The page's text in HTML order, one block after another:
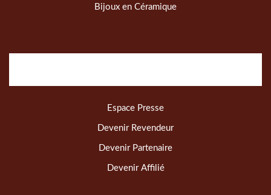
Bijoux en Céramique
Espace Presse
Devenir Revendeur
Devenir Partenaire
Devenir Affilié